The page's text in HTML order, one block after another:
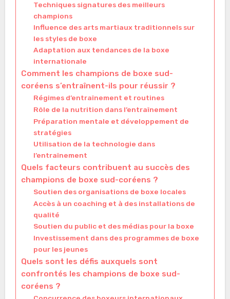
Techniques signatures des meilleurs
champions
Influence des arts martiaux traditionnels sur
les styles de boxe
Adaptation aux tendances de la boxe
internationale
Comment les champions de boxe sud-
coréens s’entraînent-ils pour réussir ?
Régimes d’entraînement et routines
Rôle de la nutrition dans l’entraînement
Préparation mentale et développement de
stratégies
Utilisation de la technologie dans
l’entraînement
Quels facteurs contribuent au succès des
champions de boxe sud-coréens ?
Soutien des organisations de boxe locales
Accès à un coaching et à des installations de
qualité
Soutien du public et des médias pour la boxe
Investissement dans des programmes de boxe
pour les jeunes
Quels sont les défis auxquels sont
confrontés les champions de boxe sud-
coréens ?